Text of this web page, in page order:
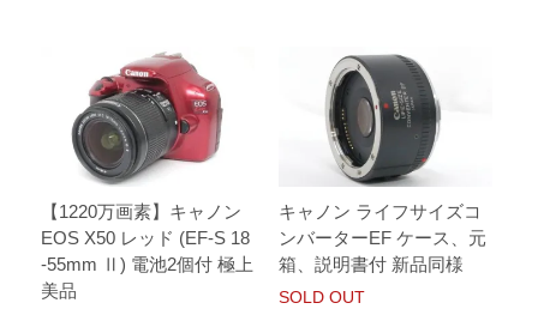
【1220万画素】キャノン
EOS X50 レッド (EF-S 18
-55mm Ⅱ) 電池2個付 極上
美品
キャノン ライフサイズコ
ンバーターEF ケース、元
箱、説明書付 新品同様
SOLD OUT